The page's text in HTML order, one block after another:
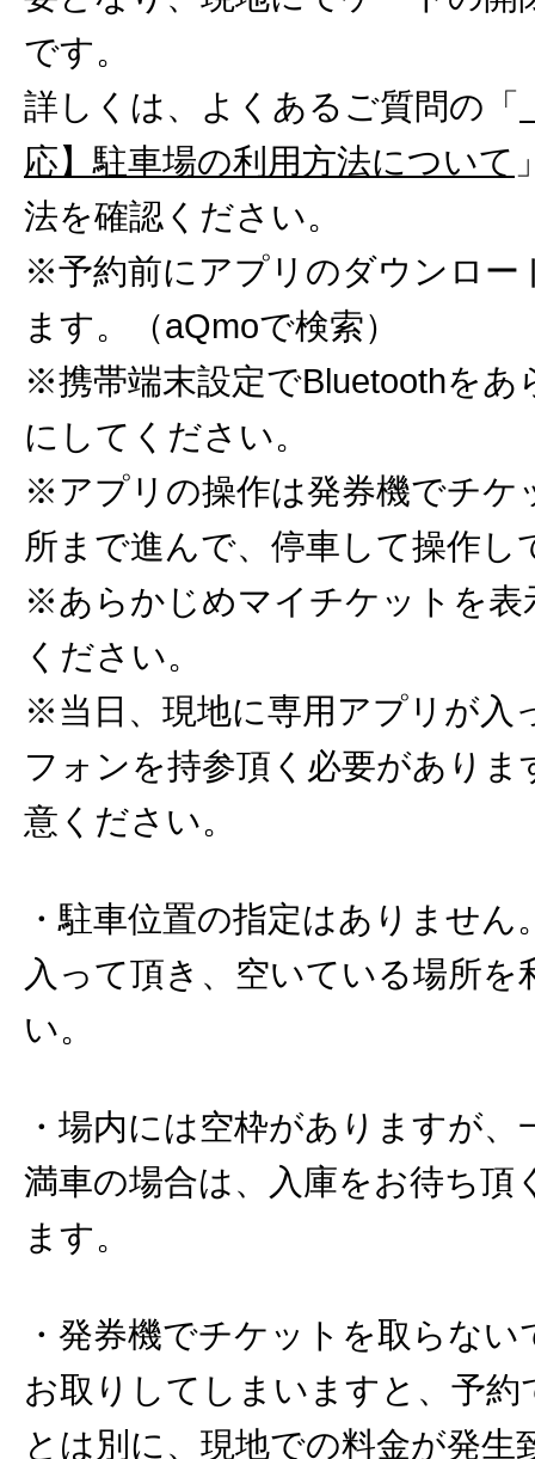
です。
詳しくは、よくあるご質問の「
応】駐車場の利用方法について
法を確認ください。
※予約前にアプリのダウンロー
ます。（aQmoで検索）
※携帯端末設定でBluetoothをあ
にしてください。
※アプリの操作は発券機でチケ
所まで進んで、停車して操作し
※あらかじめマイチケットを表
ください。
※当日、現地に専用アプリが入
フォンを持参頂く必要がありま
意ください。
・駐車位置の指定はありません
入って頂き、空いている場所を
い。
・場内には空枠がありますが、
満車の場合は、入庫をお待ち頂
ます。
・発券機でチケットを取らな
お取りしてしまいますと、予約
とは別に、現地での料金が発生